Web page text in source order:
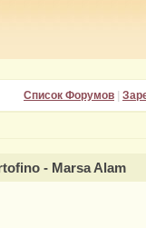
Список Форумов
- Marsa Alam